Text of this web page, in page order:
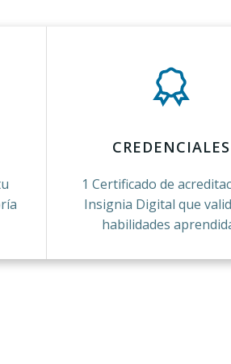
CREDENCIALES
1 Certificado de
Insignia Digital que
habilidades